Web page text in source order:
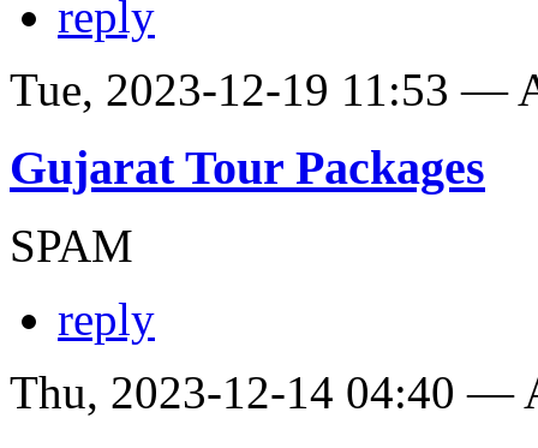
reply
Tue, 2023-12-19 11:53 —
Gujarat Tour Packages
SPAM
reply
Thu, 2023-12-14 04:40 —